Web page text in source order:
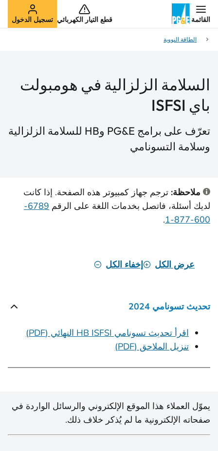
القائمة قطع التيار الكهربائي تسجيل الدخول
الطاقة النووية
السلامة الزلزالية في هومبولت
باي ISFSI
تعرّف على برامج PG&E وHB للسلامة الزلزالية
وسلامة التسونامي
ملاحظة: ترجم جهاز كمبيوتر هذه الصفحة. إذا كانت
لديك أسئلة، فاتصل بخدمات اللغة على الرقم
6789-
600-877-1
.
عرض الكل إخفاء الكل
تحديث تسونامي 2024
اقرأ تحديث تسونامي HB ISFSI النهائي (PDF)
تنزيل الملاحق (PDF)
يموّل العملاء هذا الموقع الإلكتروني والرسائل الواردة في
صفحاته الإلكترونية ما لم يُذكر خلاف ذلك.